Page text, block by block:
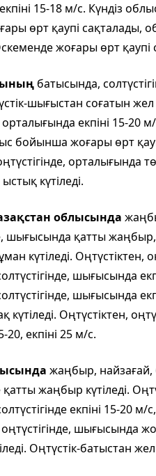
екпіні 15-18 м/с. Күндіз
өрт қаупі сақталады,
жоғары өрт қаупі
батысында,
шығыстан соғатын
орталығында екпіні 15-
бойынша жоғары өрт
орталығында
күтіледі.
облысында
шығысында қатты
күтіледі.
шығысында
шығысында
күтіледі. Оңтүстіктен,
20, екпіні 25 м/с.
жаңбыр, найзағай,
қатты жаңбыр күтіледі.
екпіні 15-20
шығысында
Оңтүстік-батыстан